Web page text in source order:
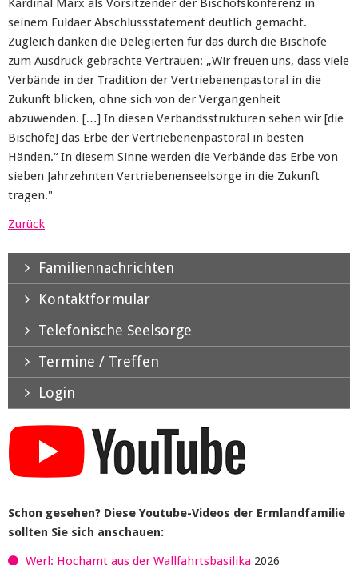
Kardinal Marx als Vorsitzender der Bischofskonferenz in
seinem Fuldaer Abschlussstatement deutlich gemacht.
Zugleich danken die Delegierten für das durch die Bischöfe
zum Ausdruck gebrachte Vertrauen: „Wir freuen uns, dass viele
Verbände in der Tradition der Vertriebenenpastoral in die
Zukunft blicken, ohne sich von der Vergangenheit
abzuwenden. […] In diesen Verbandsstrukturen sehen wir [die
Bischöfe] das Erbe der Vertriebenenpastoral in besten
Händen.“ In diesem Sinne werden die Verbände das Erbe von
sieben Jahrzehnten Vertriebenenseelsorge in die Zukunft
tragen."
Zurück
Familiennachrichten
Kontaktformular
Telefonische Seelsorge
Termine / Treffen
Login
Schon gesehen? Diese Youtube-Videos der Ermlandfamilie
sollten Sie sich anschauen:
Werl: Hochamt aus der Wallfahrtsbasilika 2026